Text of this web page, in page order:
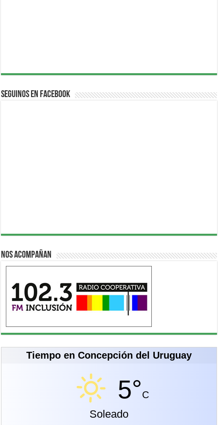
Seguinos en Facebook
Nos acompañan
Tiempo en Concepción del Uruguay
5°C
Soleado